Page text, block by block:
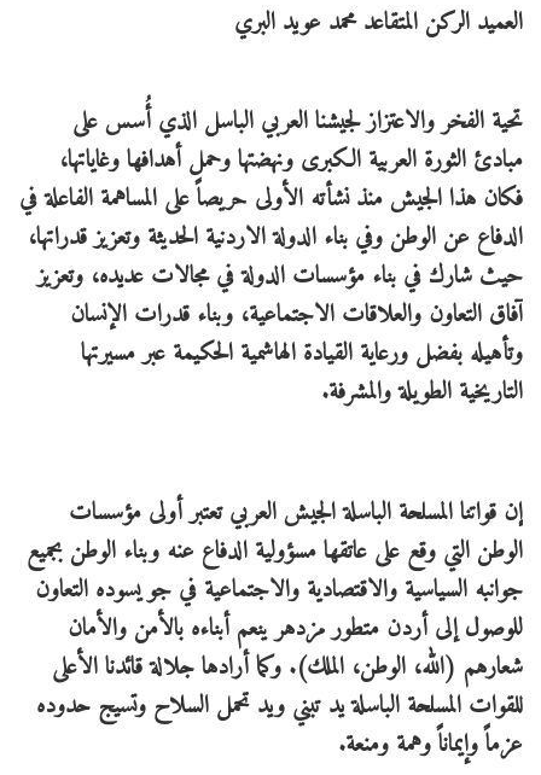
العميد الركن المتقاعد محمد عويد البري
تحية الفخر والاعتزاز لجيشنا العربي الباسل الذي أُسس على
مبادئ الثورة العربية الكبرى ونهضتها وحمل أهدافها وغاياتها،
فكان هذا الجيش منذ نشأته الأولى حريصاً على المساهمة الفاعلة في
الدفاع عن الوطن وفي بناء الدولة الاردنية الحديثة وتعزيز قدراتها،
حيث شارك في بناء مؤسسات الدولة في مجالات عديده، وتعزيز
آفاق التعاون والعلاقات الاجتماعية، وبناء قدرات الإنسان
وتأهيله بفضل ورعاية القيادة الهاشمية الحكيمة عبر مسيرتها
التاريخية الطويلة والمشرفة.
إن قواتنا المسلحة الباسلة الجيش العربي تعتبر أولى مؤسسات
الوطن التي وقع على عاتقها مسؤولية الدفاع عنه وبناء الوطن بجميع
جوانبه السياسية والاقتصادية والاجتماعية في جو يسوده التعاون
للوصول إلى أردن متطور مزدهر ينعم أبناءه بالأمن والأمان
شعارهم (الله، الوطن، الملك). وكما أرادها جلالة قائدنا الأعلى
للقوات المسلحة الباسلة يد تبني ويد تحمل السلاح وتسيج حدوده
عزماً وإيماناً وهمة ومنعة.